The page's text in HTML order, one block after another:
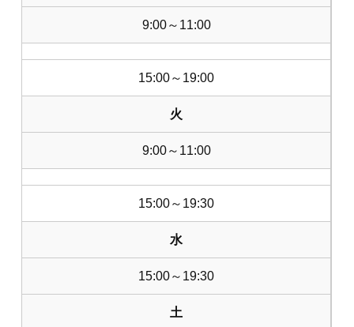
9:00～11:00
15:00～19:00
火
9:00～11:00
15:00～19:30
水
15:00～19:30
土